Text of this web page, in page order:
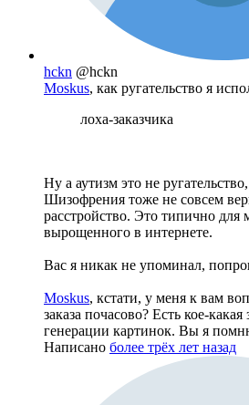
hckn @hckn
Moskus, как ругательство я
лоха-заказчика
Ну а аутизм это не
Шизофрения тоже не совсем
расстройство. Это типично для
вырощенного в интернете.
Вас я никак не упоминал,
Moskus, кстати, у меня к вам
заказа почасово? Есть кое-какая
генерации картинок. Вы я
Написано более трёх лет назад